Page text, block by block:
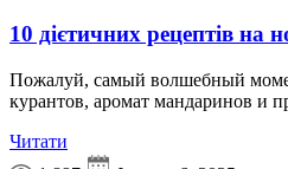
10 дієтичних рецептів на
Пожалуй, самый волшебный
курантов, аромат мандаринов и
Читати